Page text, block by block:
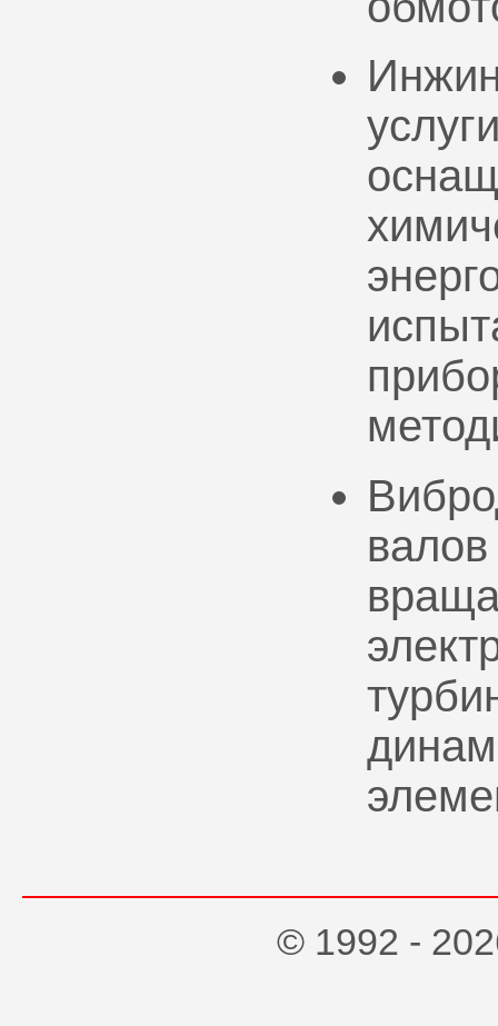
© 1992 -